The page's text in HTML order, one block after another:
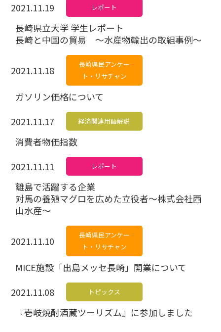
2021.11.19
レポート
長崎県立大学 学生レポート
長崎と中国の貿易 ～水産物輸出の取組事例～
2021.11.18
長崎県民アンケー
ト・リサチャン
ガソリン価格について
2021.11.17
経済関連用語解説
消費者物価指数
2021.11.11
レポート
離島で活躍する企業
対馬の養殖マグロを広めた立役者～株式会社西
山水産～
2021.11.10
長崎県民アンケー
ト・リサチャン
MICE施設「出島メッセ長崎」開業について
2021.11.08
トピックス
『壱岐焼酎酒蔵ツーリズム』に参加しました